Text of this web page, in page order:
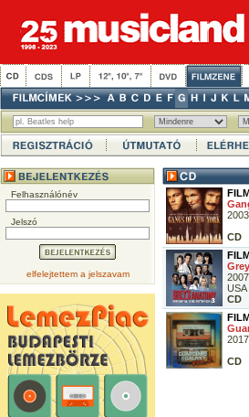
Felhasználónév
Jelszó
elfelejtettem a jelszavam
2003
CD
2007
USA
CD
2017
CD